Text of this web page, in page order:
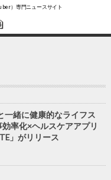
）専門ニュースサイト
一緒に健康的なライフス
率化×ヘルスケアアプリ
」がリリース